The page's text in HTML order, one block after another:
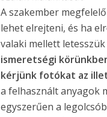
A szakember
lehet elrejteni, és ha
valaki mellett
ismeretségi
kérjünk fotókat az
a felhasznált anyagok
egyszerűen a